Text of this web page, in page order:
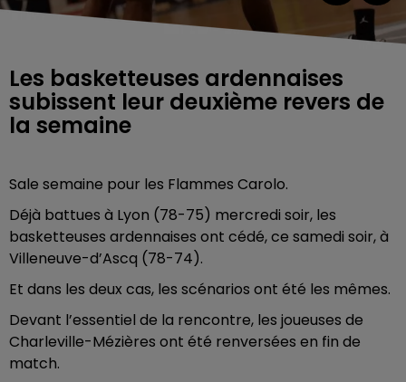
Les basketteuses ardennaises
subissent leur deuxième revers de
la semaine
Sale semaine pour les Flammes Carolo.
Déjà battues à Lyon (78-75) mercredi soir, les
basketteuses ardennaises ont cédé, ce samedi soir, à
Villeneuve-d’Ascq (78-74).
Et dans les deux cas, les scénarios ont été les mêmes.
Devant l’essentiel de la rencontre, les joueuses de
Charleville-Mézières ont été renversées en fin de
match.